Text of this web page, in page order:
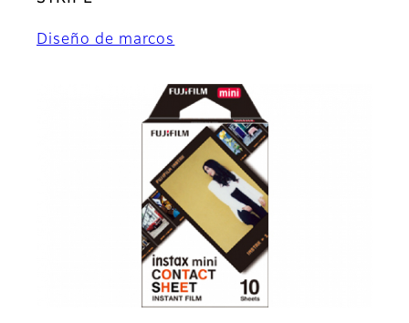
Diseño de marcos